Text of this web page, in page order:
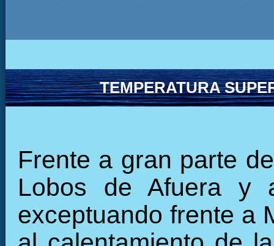
TEMPERATURA
Frente a gran parte
Lobos de Afuera y
exceptuando frente a